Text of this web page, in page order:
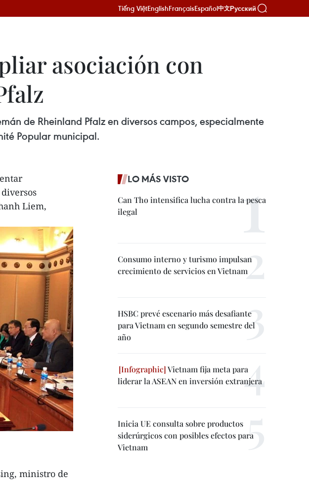
Tiếng ViệtEnglishFrançaisEspañol中文Русский
asociación con
de Rheinland Pfalz en diversos campos, especialmente
Popular municipal.
Liem,
ministro de
LO MÁS VISTO
Can Tho intensifica lucha contra la pesca
ilegal
Consumo interno y turismo impulsan
crecimiento de servicios en Vietnam
HSBC prevé escenario más desafiante
para Vietnam en segundo semestre del
año
Vietnam fija meta para
liderar la ASEAN en inversión extranjera
Inicia UE consulta sobre productos
siderúrgicos con posibles efectos para
Vietnam